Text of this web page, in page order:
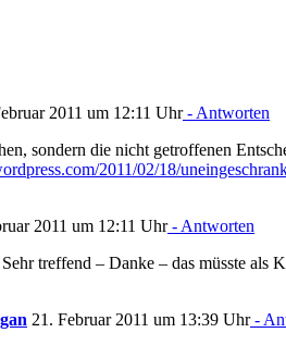
2011 um 12:11 Uhr- Antworten
sondern die nicht getroffenen
2011/02/18/
2011 um 12:11 Uhr- Antworten
treffend – Danke – das müsste als
21. Februar 2011 um 13:39 Uhr-